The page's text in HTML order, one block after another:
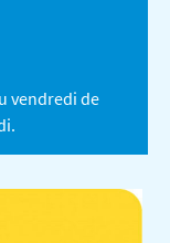
vendredi de